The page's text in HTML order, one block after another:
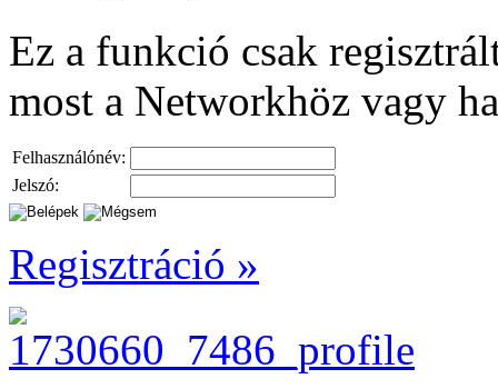
Ez a funkció csak
most a Networkhöz vagy
Felhasználónév:
Jelszó:
Regisztráció »